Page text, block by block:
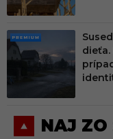
PRE
MIU
NAJ ZO